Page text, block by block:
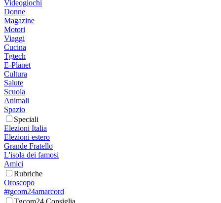
Videogiochi
Donne
Magazine
Motori
Viaggi
Cucina
Tgtech
E-Planet
Cultura
Salute
Scuola
Animali
Spazio
Speciali
Elezioni Italia
Elezioni estero
Grande Fratello
L'isola dei famosi
Amici
Rubriche
Oroscopo
#tgcom24amarcord